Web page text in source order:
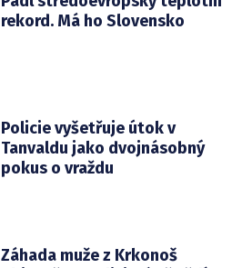
rekord. Má ho Slovensko
Policie vyšetřuje útok v
Tanvaldu jako dvojnásobný
pokus o vraždu
Záhada muže z Krkonoš